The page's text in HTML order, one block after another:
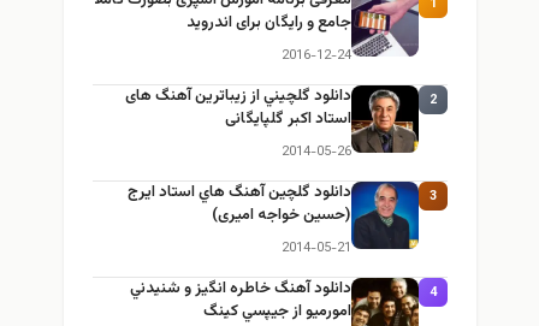
1
جامع و رایگان برای اندروید
2016-12-24
2
دانلود گلچيني از زيباترين آهنگ های
استاد اکبر گلپایگانی
2014-05-26
3
دانلود گلچين آهنگ هاي استاد ايرج
(حسین خواجه امیری)
2014-05-21
4
دانلود آهنگ خاطره انگيز و شنيدني
امورميو از جيپسي كينگ